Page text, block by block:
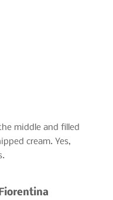
middle and filled
cream. Yes,